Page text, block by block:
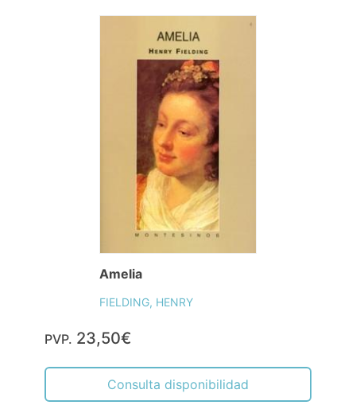
Amelia
FIELDING, HENRY
PVP. 23,50€
Consulta disponibilidad